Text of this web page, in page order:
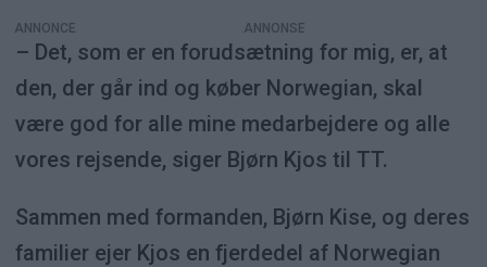
ANNONCE
– Det, som er en forudsætning for mig, er, at
den, der går ind og køber Norwegian, skal
være god for alle mine medarbejdere og alle
vores rejsende, siger Bjørn Kjos til TT.
Sammen med formanden, Bjørn Kise, og deres
familier ejer Kjos en fjerdedel af Norwegian